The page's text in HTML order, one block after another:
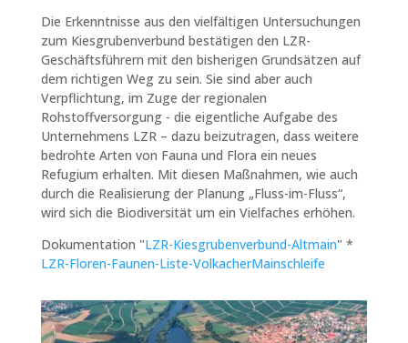
Die Erkenntnisse aus den vielfältigen Untersuchungen
zum Kiesgrubenverbund bestätigen den LZR-
Geschäftsführern mit den bisherigen Grundsätzen auf
dem richtigen Weg zu sein. Sie sind aber auch
Verpflichtung, im Zuge der regionalen
Rohstoffversorgung - die eigentliche Aufgabe des
Unternehmens LZR – dazu beizutragen, dass weitere
bedrohte Arten von Fauna und Flora ein neues
Refugium erhalten. Mit diesen Maßnahmen, wie auch
durch die Realisierung der Planung „Fluss-im-Fluss“,
wird sich die Biodiversität um ein Vielfaches erhöhen.
Dokumentation "LZR-Kiesgrubenverbund-Altmain" *
LZR-Floren-Faunen-Liste-VolkacherMainschleife